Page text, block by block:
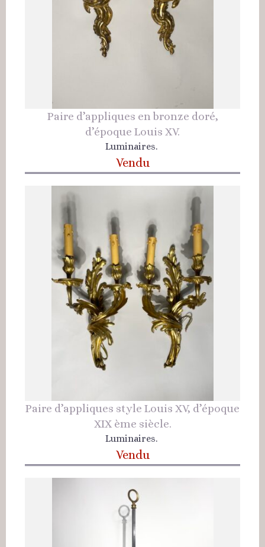
Paire d’appliques en bronze doré,
d’époque Louis XV.
Luminaires.
Vendu
Paire d’appliques style Louis XV, d’époque
XIX ème siècle.
Luminaires.
Vendu